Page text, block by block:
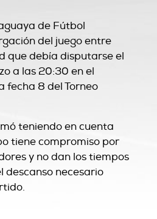
de Fútbol
del juego entre
que debía disputarse el
a las 20:30 en el
fecha 8 del Torneo
teniendo en cuenta
tiene compromiso por
y no dan los tiempos
descanso necesario